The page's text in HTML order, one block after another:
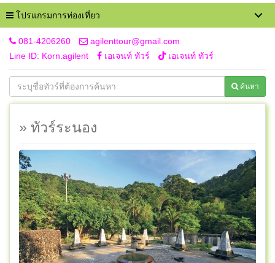
โปรแกรมการท่องเที่ยว
081-4206260
agilenttour@gmail.com
Line ID: Korn.agilent
เอเจนท์ ทัวร์ เอเจนท์ ทัวร์
ค้นหา
» ทัวร์ระนอง